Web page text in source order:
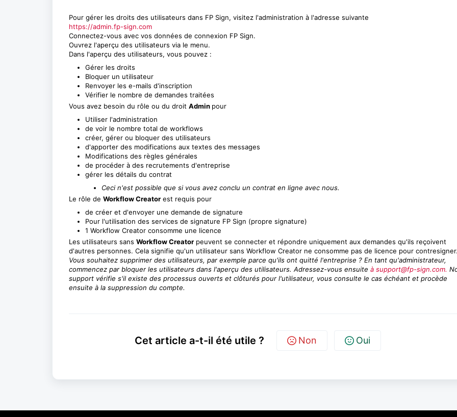
Pour gérer les droits des utilisateurs dans FP Sign, visitez l'administration à l'adresse suivante
https://admin.fp-sign.com
Connectez-vous avec vos données de connexion FP Sign.
Ouvrez l'aperçu des utilisateurs via le menu.
Dans l'aperçu des utilisateurs, vous pouvez :
Gérer les droits
Bloquer un utilisateur
Renvoyer les e-mails d'inscription
Vérifier le nombre de demandes traitées
Vous avez besoin du rôle ou du droit Admin pour
Utiliser l'administration
de voir le nombre total de workflows
créer, gérer ou bloquer des utilisateurs
d'apporter des modifications aux textes des messages
Modifications des règles générales
de procéder à des recrutements d'entreprise
gérer les détails du contrat
Ceci n'est possible que si vous avez conclu un contrat en ligne avec nous.
Le rôle de Workflow Creator est requis pour
de créer et d'envoyer une demande de signature
Pour l'utilisation des services de signature FP Sign (propre signature)
1 Workflow Creator consomme une licence
Les utilisateurs sans Workflow Creator peuvent se connecter et répondre uniquement aux demandes qu'ils reçoivent
d'autres personnes. Cela signifie qu'un utilisateur sans Workflow Creator ne consomme pas de licence pour
Vous souhaitez supprimer des utilisateurs, par exemple parce qu'ils ont quitté l'entreprise ? En tant qu'administrateur,
commencez par bloquer les utilisateurs dans l'aperçu des utilisateurs. Adressez-vous ensuite à support@fp-sign.com.
support vérifie s'il existe des processus ouverts et clôturés pour l'utilisateur, vous consulte le cas échéant et procède
ensuite à la suppression du compte.
Cet article a-t-il été utile ? Non Oui